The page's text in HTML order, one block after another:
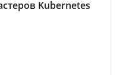
Kubernetes